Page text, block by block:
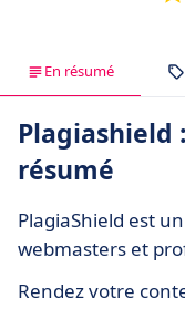
En résumé
Plagiashield
résumé
PlagiaShield est
webmasters et
Rendez votre